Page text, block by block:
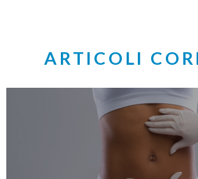
ARTICOLI